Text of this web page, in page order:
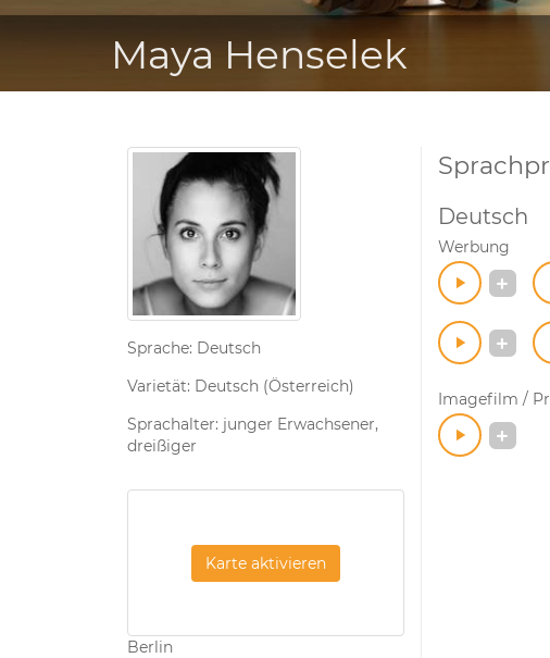
Maya Henselek
Sprache: Deutsch
Varietät: Deutsch (Österreich)
Sprachalter: junger Erwachsener,
dreißiger
Karte aktivieren
Berlin
Deutsch
Werbung
Imagefilm /